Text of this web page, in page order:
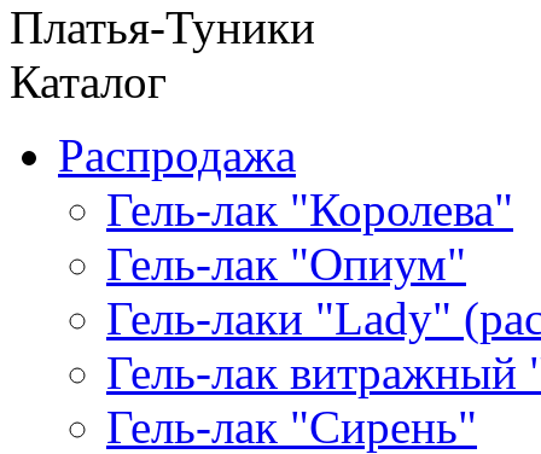
Платья-Туники
Каталог
Распродажа
Гель-лак "Королева"
Гель-лак "Опиум"
Гель-лаки "Lady"
Гель-лак витражный
Гель-лак "Сирень"